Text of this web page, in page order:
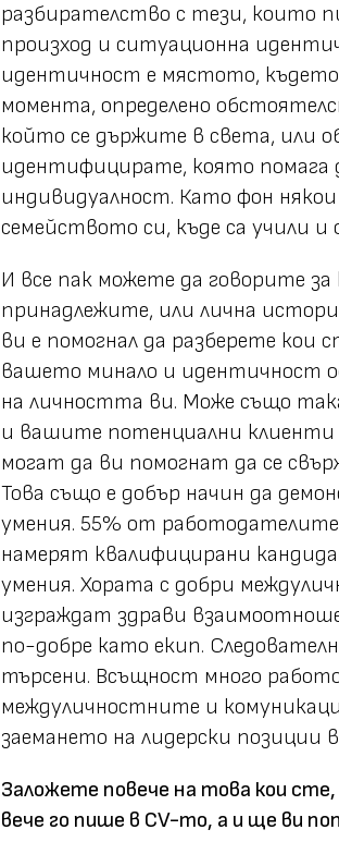
разбирателство с тези, които
произход и ситуационна
идентичност е мястото,
момента, определено
който се държите в света, или
идентифицирате, която помага
индивидуалност. Като фон
семейството си, къде са учили и
И все пак можете да говорите
принадлежите, или лична
ви е помогнал да разберете кои
вашето минало и идентичност
на личността ви. Може също
и вашите потенциални клиенти
могат да ви помогнат да се
Това също е добър начин да
умения. 55% от
намерят квалифицирани
умения. Хората с добри
изграждат здрави
по-добре като екип.
търсени. Всъщност много
междуличностните и
заемането на лидерски позиции
Заложете повече на това кои
вече го пише в CV-то, а и ще ви